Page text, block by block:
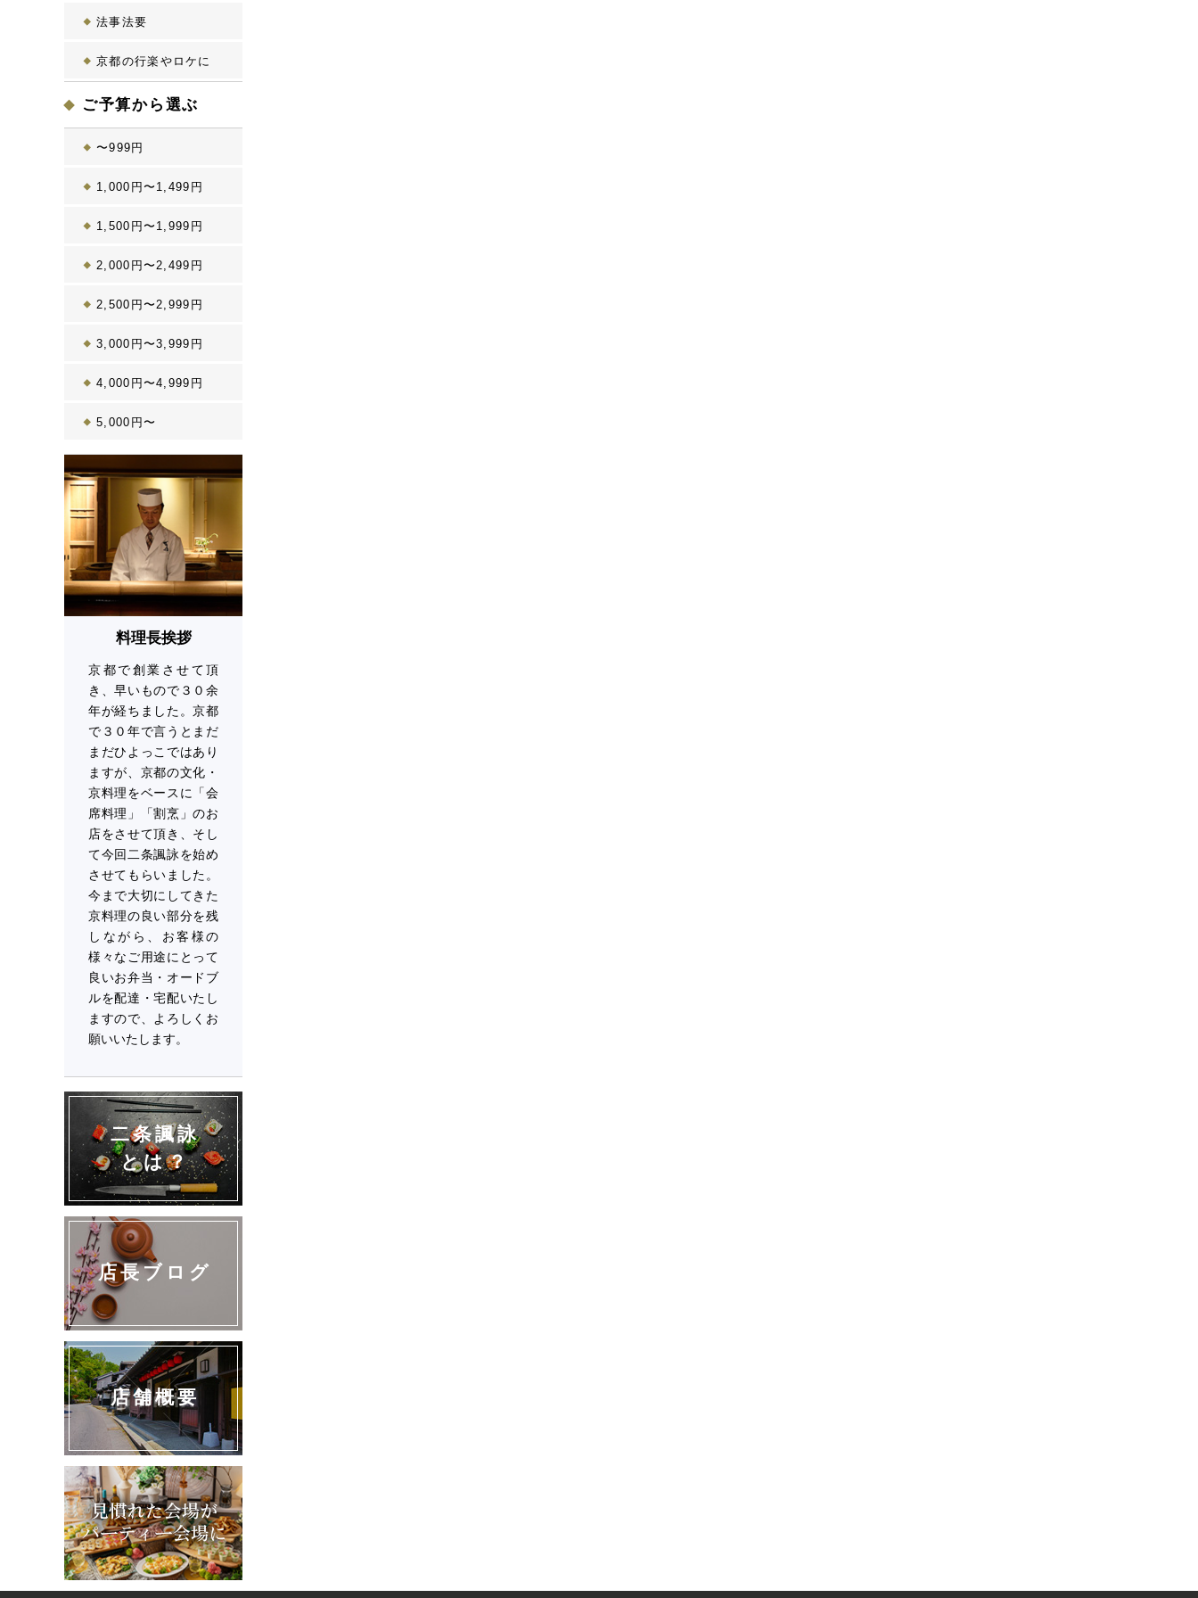
法事法要
京都の行楽やロケに
ご予算から選ぶ
〜999円
1,000円〜1,499円
1,500円〜1,999円
2,000円〜2,499円
2,500円〜2,999円
3,000円〜3,999円
4,000円〜4,999円
5,000円〜
料理長挨拶
京都で創業させて頂
き、早いもので３０余
年が経ちました。京都
で３０年で言うとまだ
まだひよっこではあり
ますが、京都の文化・
京料理をベースに「会
席料理」「割烹」のお
店をさせて頂き、そし
て今回二条諷詠を始め
させてもらいました。
今まで大切にしてきた
京料理の良い部分を残
しながら、お客様の
様々なご用途にとって
良いお弁当・オードブ
ルを配達・宅配いたし
ますので、よろしくお
願いいたします。
二条諷詠
とは？
店長ブログ
店舗概要